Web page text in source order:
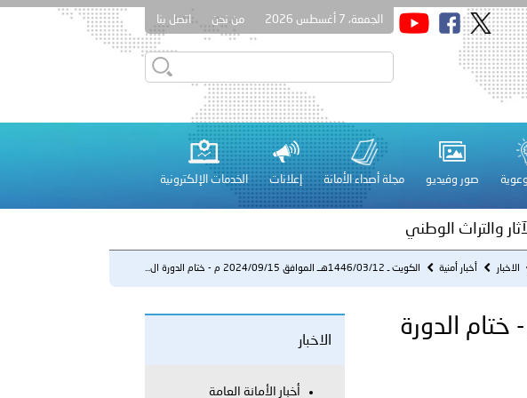
الجمعة، 7 أغسطس 2026 من نحن اتصل بنا
صور وفيديو مجلة أصداء الأمانة إعلانات الخدمات الإلكترونية
ــ الموافق 2026/08/04 م - دفعة جديدة من حماة الحق وحراس المبادئ تلتحق بشرطة عُمان
العربي الثاني عشر للمسؤولين عن الأمن السياحي 2026.
والتراث الوطني
2026/08/05 م - الشرطة الفلسطينية والكلية الدولية الجامعية للعلوم والصحة توقعان اتفاقية
الاخبار أخبار أمنية الكويت ـ 1446/03/12هــ الموافق 2024/09/15 م - ختام الدورة ال...
1446/03/12هــ الموافق 2024/09/15 م - ختام الدورة
الاخبار
أخبار الأمانة العامة